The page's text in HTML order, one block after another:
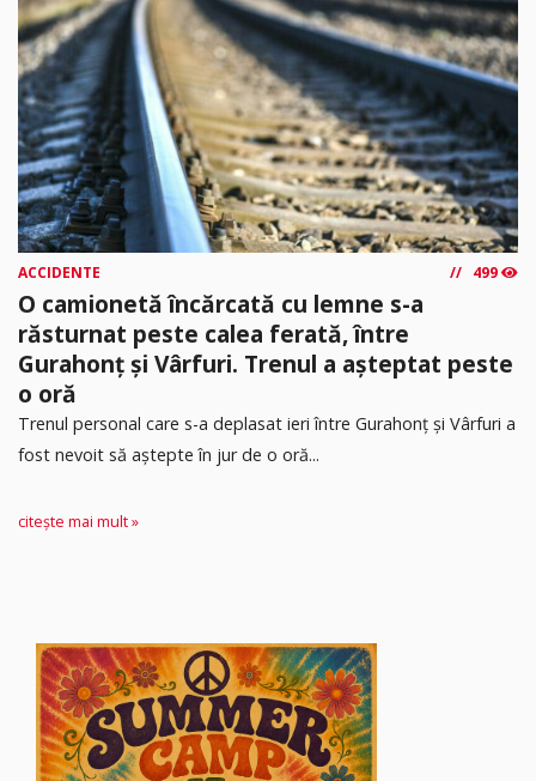
ACCIDENTE 499
O camionetă încărcată cu lemne s-a
răsturnat peste calea ferată, între
Gurahonț și Vârfuri. Trenul a așteptat peste
o oră
Trenul personal care s-a deplasat ieri între Gurahonț și Vârfuri a
fost nevoit să aștepte în jur de o oră...
citește mai mult »